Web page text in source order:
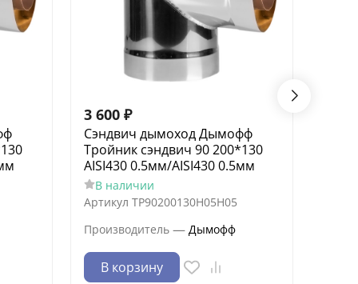
3 600 ₽
Сэндвич дымоход Дымофф
Тройник сэндвич 90 200*130
AISI430 0.5мм/AISI430 0.5мм
В наличии
Артикул ТР90200130Н05Н05
Производитель — Дымофф
В корзину